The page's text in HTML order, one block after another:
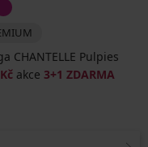
CHANTELLE Pulpies
akce 3+1 ZDARMA